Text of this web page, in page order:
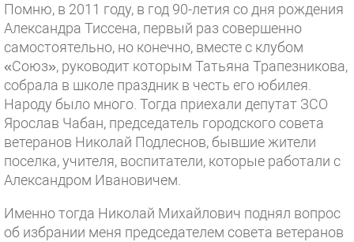
Помню, в 2011 году, в год 90-летия со дня рождения
Александра Тиссена, первый раз совершенно
самостоятельно, но конечно, вместе с клубом
«Союз», руководит которым Татьяна Трапезникова,
собрала в школе праздник в честь его юбилея.
Народу было много. Тогда приехали депутат ЗСО
Ярослав Чабан, председатель городского совета
ветеранов Николай Подлеснов, бывшие жители
поселка, учителя, воспитатели, которые работали с
Александром Ивановичем.
Именно тогда Николай Михайлович поднял вопрос
об избрании меня председателем совета ветеранов